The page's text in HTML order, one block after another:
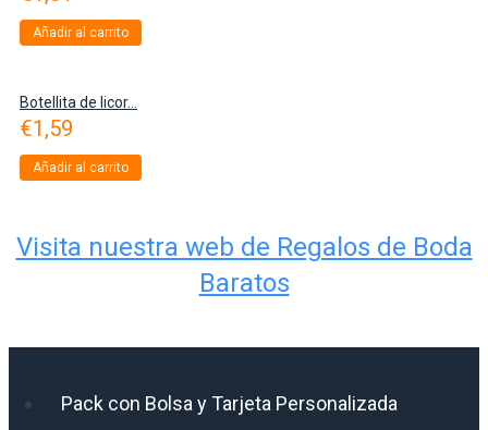
Añadir al carrito
Botellita de licor...
€1,59
Añadir al carrito
Visita nuestra web de Regalos de Boda
Baratos
Pack con Bolsa y Tarjeta Personalizada